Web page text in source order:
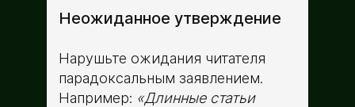
Неожиданное утверждение
Нарушьте ожидания читателя
парадоксальным заявлением.
Например: «Длинные статьи